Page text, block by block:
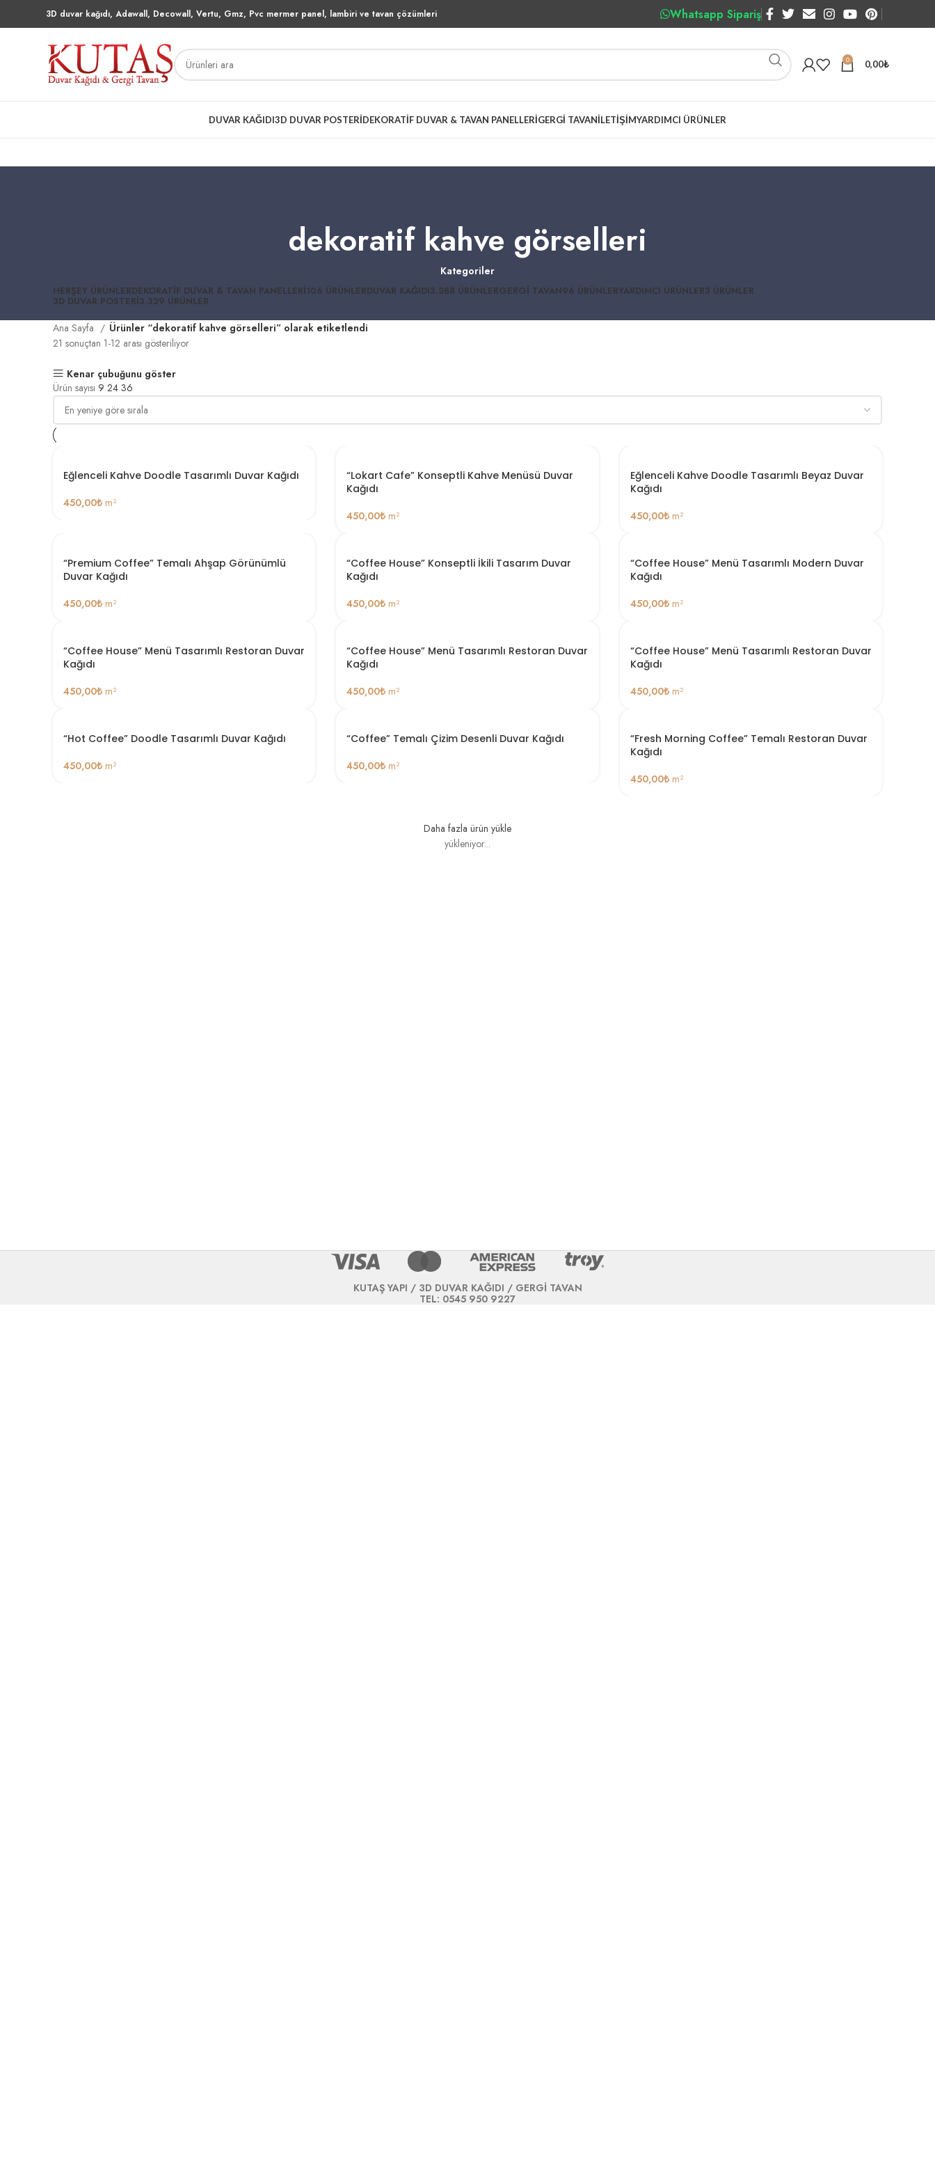
3D duvar kağıdı, Adawall, Decowall, Vertu, Gmz, Pvc mermer panel, lambiri ve tavan çözümleri Whatsapp Sipariş
0 0,00₺
DUVAR KAĞIDI3D DUVAR POSTERIDEKORATIF DUVAR & TAVAN PANELLERIGERGI TAVANİLETIŞIMYARDIMCI ÜRÜNLER
dekoratif kahve görselleri
Kategoriler
HERŞEY ÜRÜNLERDEKORATIF DUVAR & TAVAN PANELLERI106 ÜRÜNLERDUVAR KAĞIDI3.288 ÜRÜNLERGERGI TAVAN96 ÜRÜNLERYARDIMCI ÜRÜNLER3 ÜRÜNLER
3D DUVAR POSTERI3.329 ÜRÜNLER
Ana Sayfa
Ürünler “dekoratif kahve görselleri” olarak etiketlendi
21 sonuçtan 1-12 arası gösteriliyor
Kenar çubuğunu göster
Ürün sayısı 9 24 36
Eğlenceli Kahve Doodle Tasarımlı Duvar Kağıdı
450,00₺ m²
“Lokart Cafe” Konseptli Kahve Menüsü Duvar
Kağıdı
450,00₺ m²
Eğlenceli Kahve Doodle Tasarımlı Beyaz Duvar
Kağıdı
450,00₺m²
“Premium Coffee” Temalı Ahşap Görünümlü
Duvar Kağıdı
450,00₺ m²
“Coffee House” Konseptli İkili Tasarım Duvar
Kağıdı
450,00₺ m²
“Coffee House” Menü Tasarımlı Modern Duvar
Kağıdı
450,00₺m²
“Coffee House” Menü Tasarımlı Restoran Duvar
Kağıdı
450,00₺ m²
“Coffee House” Menü Tasarımlı Restoran Duvar
Kağıdı
450,00₺ m²
“Coffee House” Menü Tasarımlı Restoran Duvar
Kağıdı
450,00₺m²
“Hot Coffee” Doodle Tasarımlı Duvar Kağıdı
450,00₺ m²
“Coffee” Temalı Çizim Desenli Duvar Kağıdı
450,00₺ m²
“Fresh Morning Coffee” Temalı Restoran Duvar
Kağıdı
450,00₺m²
Daha fazla ürün yükle
yükleniyor...
KUTAŞ YAPI / 3D DUVAR KAĞIDI / GERGİ TAVAN
TEL: 0545 950 9227